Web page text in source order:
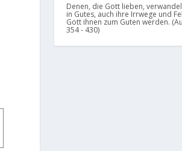
Denen, die Gott lieben,
in Gutes, auch ihre Irrwege und
Gott ihnen zum Guten werden.
354 - 430)